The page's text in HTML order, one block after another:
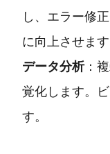
し、エラー修
に向上させます
データ分析：
覚化します。
す。